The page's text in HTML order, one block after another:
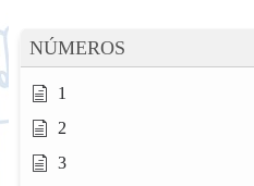
NÚMEROS
1
2
3